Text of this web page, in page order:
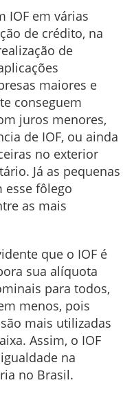
IOF em várias
de crédito, na
de
maiores e
conseguem
juros menores,
de IOF, ou ainda
no exterior
Já as pequenas
esse fôlego
as mais
que o IOF é
sua alíquota
para todos,
menos, pois
mais utilizadas
Assim, o IOF
na
no Brasil.